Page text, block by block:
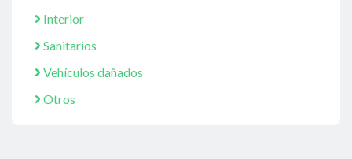
Interior
Sanitarios
Vehículos dañados
Otros